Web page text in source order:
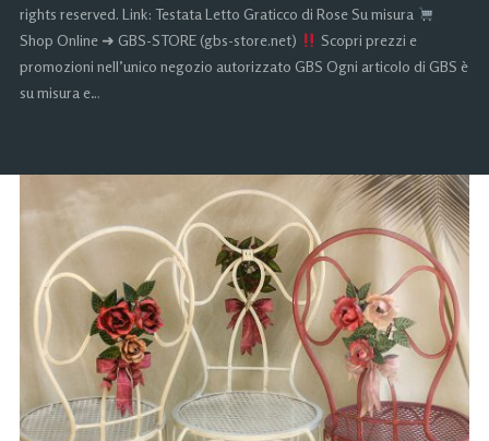
rights reserved. Link: Testata Letto Graticco di Rose Su misura
Shop Online ➜ GBS-STORE (gbs-store.net)
Scopri prezzi e
promozioni nell’unico negozio autorizzato GBS Ogni articolo di GBS è
su misura e…